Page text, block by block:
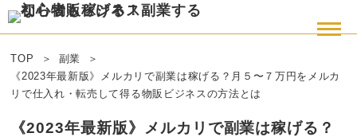
TOP
副業
《2023年最新版》メルカリで副業は稼げる？月５〜７万円をメルカ
リで仕入れ・転売して得る物販ビジネスの方法とは
《2023年最新版》メルカリで副業は稼げる？